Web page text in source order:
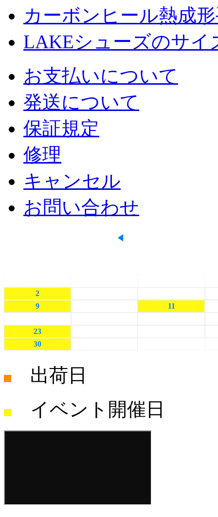
カーボンヒール熱成
LAKEシューズのサイ
お支払いについて
発送について
保証規定
修理
キャンセル
お問い合わせ
2
9
11
23
30
出荷日
イベント開催日